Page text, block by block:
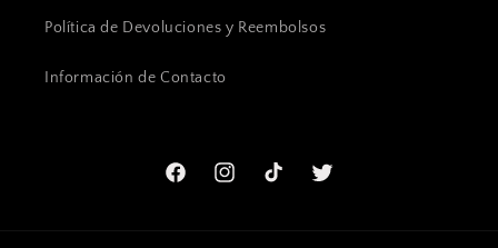
Política de Devoluciones y Reembolsos
Información de Contacto
FacebookInstagramTikTok Twitter